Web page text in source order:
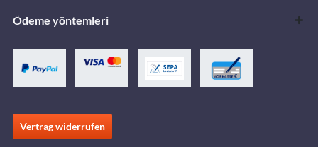
Ödeme yöntemleri
Vertrag widerrufen